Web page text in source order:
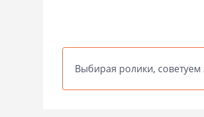
Выбирая ролики,